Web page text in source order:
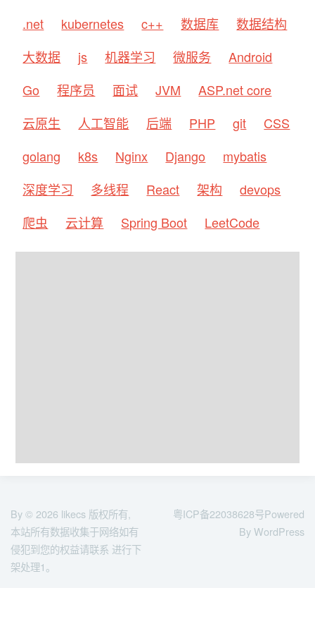
.net
kubernetes c++ 数据库
数据结构
大数据
js 机器学习 微服务
Android
Go
程序员 面试 JVM
ASP.net core
云原生
人工智能 后端 PHP git
CSS
golang
k8s Nginx Django
mybatis
深度学习
多线程 React 架构
devops
爬虫
云计算 Spring Boot LeetCode
By © 2026 likecs 版权所有,
本站所有数据收集于网络如有
侵犯到您的权益请联系 进行下
架处理1。
粤ICP备22038628号Powered
By WordPress